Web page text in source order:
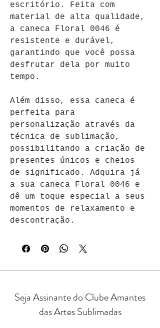
escritório. Feita com
material de alta qualidade,
a caneca Floral 0046 é
resistente e durável,
garantindo que você possa
desfrutar dela por muito
tempo.
Além disso, essa caneca é
perfeita para
personalização através da
técnica de sublimação,
possibilitando a criação de
presentes únicos e cheios
de significado. Adquira já
a sua caneca Floral 0046 e
dê um toque especial a seus
momentos de relaxamento e
descontração.
Seja Assinante do Clube Amantes
das Artes Sublimadas